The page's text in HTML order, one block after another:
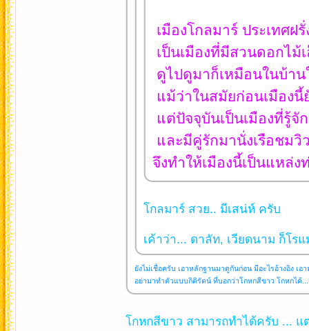
เมืองโกลมาร์ ประเทศฝ
เป็นเมืองที่มีสวนดอกไม้
ดูไปดูมาก็เหมือนในบ้าน
แม้ว่าในสมัยก่อนเมือง
แต่ปัจจุบันเป็นเมืองที่รู้
และมีคู่รักมานั่งเรือชมวิ
จึงทำให้เมืองนี้เป็นแหล่
โกลมาร์ สวย.. มีเสน่ห์ ครับ
เค้าว่า... ดาลัท, เวียดนาม ก็โร
ยังไม่เชื่อครับ เอาหลักฐานมาดูกันก่อน มีอะไรอ้างอิง เอา
อย่ามาทำตัวแบบกิติรัตน์ ที่บอกว่าโกหกสีขาว โกหกได้
โกหกสีขาว สามารถทำได้ครับ ...